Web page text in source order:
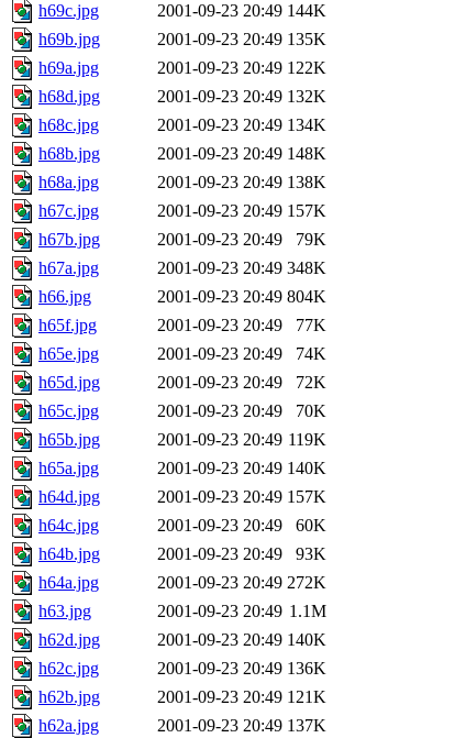
h69c.jpg
2001-09-23 20:49 144K
h69b.jpg
2001-09-23 20:49 135K
h69a.jpg
2001-09-23 20:49 122K
h68d.jpg
2001-09-23 20:49 132K
h68c.jpg
2001-09-23 20:49 134K
h68b.jpg
2001-09-23 20:49 148K
h68a.jpg
2001-09-23 20:49 138K
h67c.jpg
2001-09-23 20:49 157K
h67b.jpg
2001-09-23 20:49
79K
h67a.jpg
2001-09-23 20:49 348K
h66.jpg
2001-09-23 20:49 804K
h65f.jpg
2001-09-23 20:49
77K
h65e.jpg
2001-09-23 20:49
74K
h65d.jpg
2001-09-23 20:49
72K
h65c.jpg
2001-09-23 20:49
70K
h65b.jpg
2001-09-23 20:49 119K
h65a.jpg
2001-09-23 20:49 140K
h64d.jpg
2001-09-23 20:49 157K
h64c.jpg
2001-09-23 20:49
60K
h64b.jpg
2001-09-23 20:49
93K
h64a.jpg
2001-09-23 20:49 272K
h63.jpg
2001-09-23 20:49 1.1M
h62d.jpg
2001-09-23 20:49 140K
h62c.jpg
2001-09-23 20:49 136K
h62b.jpg
2001-09-23 20:49 121K
h62a.jpg
2001-09-23 20:49 137K